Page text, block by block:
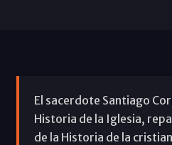
El sacerdote Santiago
Historia de la Iglesia,
de la Historia de la